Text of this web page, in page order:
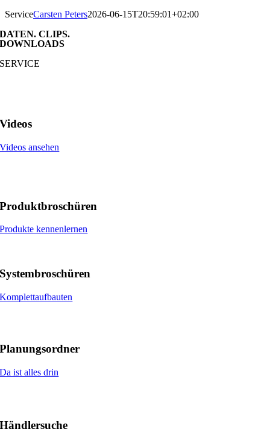
ServiceCarsten Peters2026-06-15T20:59:01+02:00
DATEN. CLIPS.
DOWNLOADS
SERVICE
Videos
Videos ansehen
Produktbroschüren
Produkte kennenlernen
Systembroschüren
Komplettaufbauten
Planungsordner
Da ist alles drin
Händlersuche